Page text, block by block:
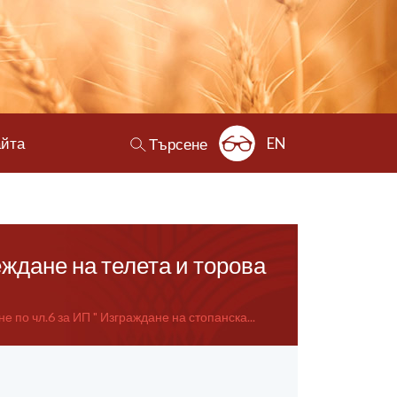
Търсене EN
на телета и торова
по чл.6 за ИП " Изграждане на стопанска...